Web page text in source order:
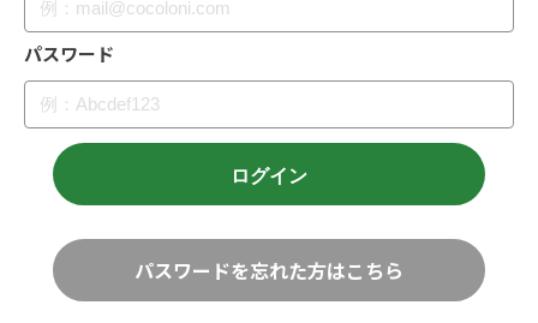
パスワード
パスワードを忘れた方はこちら